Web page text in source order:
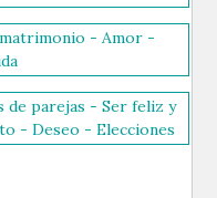
- Amor -
de parejas - Ser feliz y
- Deseo - Elecciones